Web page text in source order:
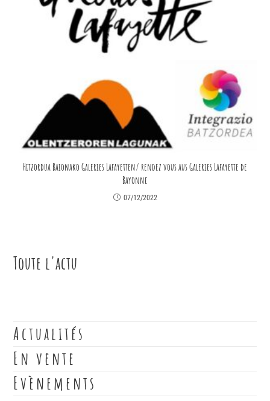
Hitzordua Baionako Galeries Lafayetten/ rendez vous aus Galeries Lafayette de
Bayonne
07/12/2022
Toute l'actu
Actualités
En vente
Evènements